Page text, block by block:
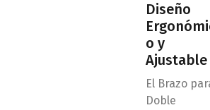
Diseño
o y
Ajustable
El Brazo
Doble